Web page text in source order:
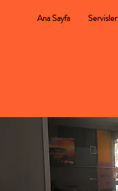
Ana Sayfa Servisler